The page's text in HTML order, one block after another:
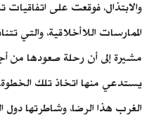
والابتذال، فوقعت على
الممارسات اللاأخلاقية، والتي
مشيرة إلى أن رحلة صعودها من
يستدعي منها اتخاذ تلك الخطوة،
الغرب هذا الرضا، وشاطرتها دول